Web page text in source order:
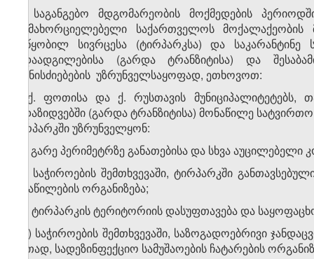
. საგანგებო მდგომარეობის მოქმედების
განმახორციელებელი საქართველოს
მოწყობილ სივრცესა (ტირპარკსა) და
გადაადგილებისა (გარდა ტრანზიტისა) და
ღონისძიებების უზრუნველსაყოფად, ეთხოვოთ:
ა) ქ. ფოთისა და ქ. რუსთავის მუნიციპალიტეტებს,
გადაზიდვებში (გარდა ტრანზიტისა) მონაწილე
ტირპარკში უზრუნველყონ:
ა.ა) გარე პერიმეტრზე განათებისა და სხვა აუცილებელი
ა.ბ) საჭიროების შემთხვევაში, ტირპარკში
განაწილების ორგანიზება;
ა.გ) ტირპარკის ტერიტორიის დასუფთავება და
ა.დ) საჭიროების შემთხვევაში, საზოგადოებრივი
ერთად, სადეზინფექციო სამუშაოების ჩატარების